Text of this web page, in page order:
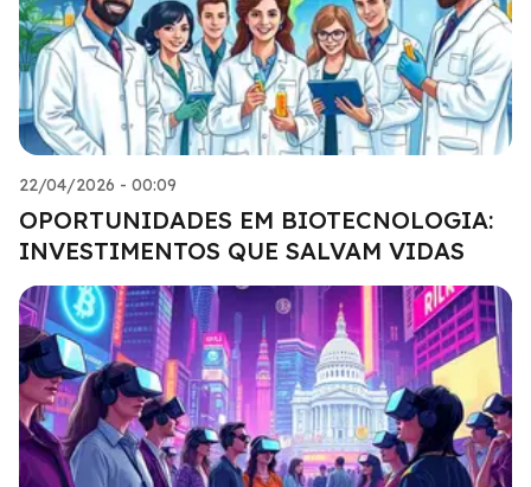
22/04/2026 - 00:09
OPORTUNIDADES EM BIOTECNOLOGIA:
INVESTIMENTOS QUE SALVAM VIDAS